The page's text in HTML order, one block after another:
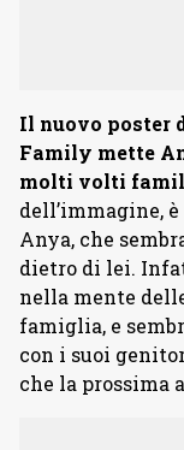
Il nuovo poster
Family mette
molti volti
dell’immagine,
Anya, che
dietro di lei.
nella mente
famiglia, e
con i suoi
che la prossima